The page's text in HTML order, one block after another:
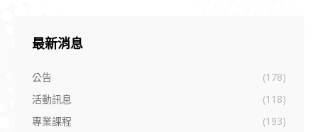
最新消息
公告
(178)
活動訊息
(118)
專業課程
(193)